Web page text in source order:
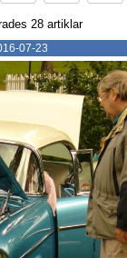
28 artiklar
07-23